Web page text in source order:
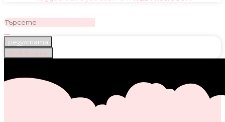
резултата
Виж всички